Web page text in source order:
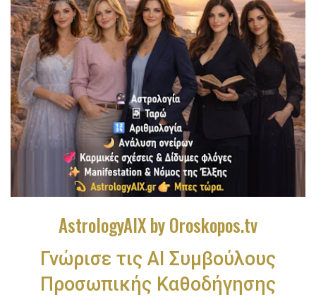
AstrologyAIX by Oroskopos.tv
Γνώρισε τις ΑΙ Συμβούλους
Προσωπικής Καθοδήγησης